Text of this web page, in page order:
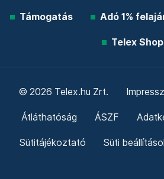
Támogatás Adó 1%
Telex Shop
© 2026 Telex.hu Zrt.
Átláthatóság ÁSZF
Sütitájékoztató Süti